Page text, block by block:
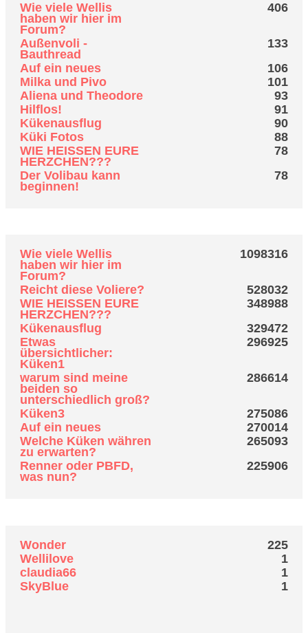
Wie viele Wellis
haben wir hier im
Forum?
406
Außenvoli -
Bauthread
133
Auf ein neues
106
Milka und Pivo
101
Aliena und Theodore
93
Hilflos!
91
Kükenausflug
90
Küki Fotos
88
WIE HEISSEN EURE
HERZCHEN???
78
Der Volibau kann
beginnen!
78
Wie viele Wellis
haben wir hier im
Forum?
1098316
Reicht diese Voliere?
528032
WIE HEISSEN EURE
HERZCHEN???
348988
Kükenausflug
329472
Etwas
übersichtlicher:
Küken1
296925
warum sind meine
beiden so
unterschiedlich groß?
286614
Küken3
275086
Auf ein neues
270014
Welche Küken währen
zu erwarten?
265093
Renner oder PBFD,
was nun?
225906
Wonder
225
Wellilove
1
claudia66
1
SkyBlue
1